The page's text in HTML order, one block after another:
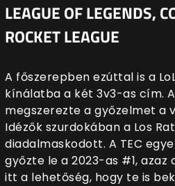
LEAGUE OF LEGENDS,
ROCKET LEAGUE
A főszerepben ezúttal is a
kínálatba a két 3v3-as cím.
megszerezte a győzelmet a
Idézők szurdokában a Los
diadalmaskodott. A TEC
győzte le a 2023-as #1, azaz
itt a lehetőség, hogy te is